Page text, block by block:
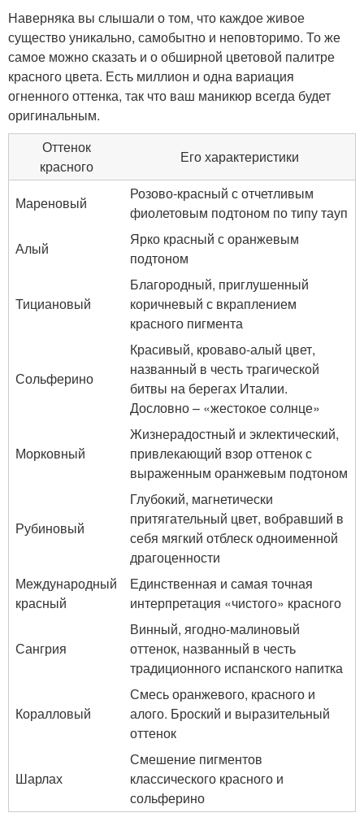
Наверняка вы слышали о том, что каждое живое
существо уникально, самобытно и неповторимо. То же
самое можно сказать и о обширной цветовой палитре
красного цвета. Есть миллион и одна вариация
огненного оттенка, так что ваш маникюр всегда будет
оригинальным.
Оттенок
красного
Его характеристики
Мареновый
Розово-красный с отчетливым
фиолетовым подтоном по типу тауп
Алый
Ярко красный с оранжевым
подтоном
Тициановый
Благородный, приглушенный
коричневый с вкраплением
красного пигмента
Сольферино
Красивый, кроваво-алый цвет,
названный в честь трагической
битвы на берегах Италии.
Дословно – «жестокое солнце»
Морковный
Жизнерадостный и эклектический,
привлекающий взор оттенок с
выраженным оранжевым подтоном
Рубиновый
Глубокий, магнетически
притягательный цвет, вобравший в
себя мягкий отблеск одноименной
драгоценности
Международный
красный
Единственная и самая точная
интерпретация «чистого» красного
Сангрия
Винный, ягодно-малиновый
оттенок, названный в честь
традиционного испанского напитка
Коралловый
Смесь оранжевого, красного и
алого. Броский и выразительный
оттенок
Шарлах
Смешение пигментов
классического красного и
сольферино